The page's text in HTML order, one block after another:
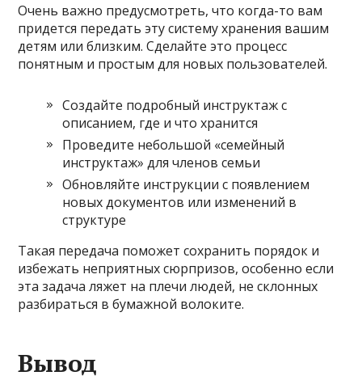
Очень важно предусмотреть, что когда-то вам
придется передать эту систему хранения вашим
детям или близким. Сделайте это процесс
понятным и простым для новых пользователей.
Создайте подробный инструктаж с
описанием, где и что хранится
Проведите небольшой «семейный
инструктаж» для членов семьи
Обновляйте инструкции с появлением
новых документов или изменений в
структуре
Такая передача поможет сохранить порядок и
избежать неприятных сюрпризов, особенно если
эта задача ляжет на плечи людей, не склонных
разбираться в бумажной волоките.
Вывод